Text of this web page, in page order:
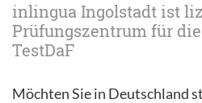
inlingua Ingolstadt ist
Prüfungszentrum für
TestDaF
Möchten Sie in Deutschland